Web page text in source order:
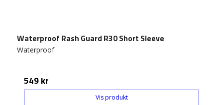
Waterproof Rash Guard R30 Short Sleeve
Waterproof
549 kr
Vis produkt